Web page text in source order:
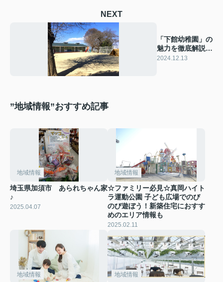
NEXT
「下館幼稚園」の
魅力を徹底解説！
筑西市で安心の子
2024.12.13
”地域情報”おすすめ記事
地域情報
埼玉県加須市 あられちゃん家
♪
2025.04.07
地域情報
☆ファミリー必見☆真岡ハイト
ラ運動公園 子ども広場でのび
のび遊ぼう！新築住宅におすす
めのエリア情報も
2025.02.11
地域情報 地域情報